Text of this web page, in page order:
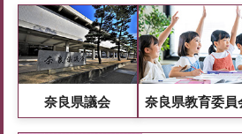
奈良県議会 奈良県教育委員